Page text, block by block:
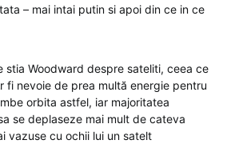
– mai intai putin si apoi din ce in ce
stia Woodward despre sateliti, ceea ce
fi nevoie de prea multă energie pentru
orbita astfel, iar majoritatea
se deplaseze mai mult de cateva
vazuse cu ochii lui un satelt